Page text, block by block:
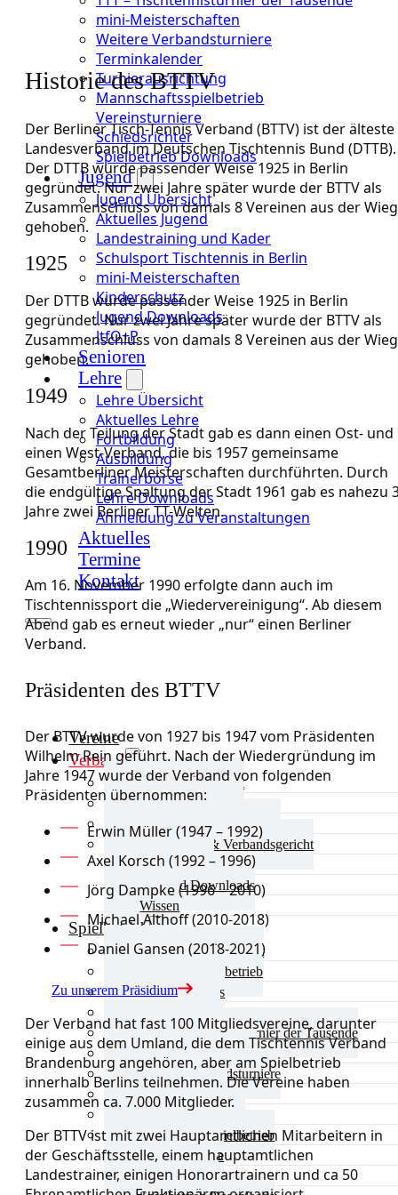
mini-Meisterschaften
Weitere Verbandsturniere
Terminkalender
Turnierausrichtung
Mannschaftsspielbetrieb
Vereinsturniere
Schiedsrichter
Spielbetrieb Downloads
Jugend
Jugend Übersicht
Aktuelles Jugend
Landestraining und Kader
Schulsport Tischtennis in Berlin
mini-Meisterschaften
Kinderschutz
Jugend Downloads
JtfO+P
Senioren
Lehre
Lehre Übersicht
Aktuelles Lehre
Fortbildung
Ausbildung
Trainerbörse
Lehre Downloads
Anmeldung zu Veranstaltungen
Aktuelles
Termine
Kontakt
Vereine
Verband
Verband Übersicht
Aktuelles Verband
Präsidium & Funktionäre
Ausschüsse & Verbandsgericht
Kinderschutz
Verband Downloads
Wissen
Spielbetrieb
Spielbetrieb Übersicht
Aktuelles Spielbetrieb
BEM & Qualis
TTT – Tischtennisturnier der Tausende
mini-Meisterschaften
Weitere Verbandsturniere
Terminkalender
Turnierausrichtung
Mannschaftsspielbetrieb
Vereinsturniere
Schiedsrichter
Historie des BTTV
Der Berliner Tisch-Tennis Verband (BTTV) ist der älteste
Landesverband im Deutschen Tischtennis Bund (DTTB).
Der DTTB wurde passender Weise 1925 in Berlin
gegründet. Nur zwei Jahre später wurde der BTTV als
Zusammenschluss von damals 8 Vereinen aus der
gehoben.
1925
Der DTTB wurde passender Weise 1925 in Berlin
gegründet. Nur zwei Jahre später wurde der BTTV als
Zusammenschluss von damals 8 Vereinen aus der
gehoben.
1949
Nach der Teilung der Stadt gab es dann einen Ost- und
einen West-Verband, die bis 1957 gemeinsame
Gesamtberliner Meisterschaften durchführten. Durch
die endgültige Spaltung der Stadt 1961 gab es nahezu
Jahre zwei Berliner TT-Welten.
1990
Am 16. November 1990 erfolgte dann auch im
Tischtennissport die „Wiedervereinigung“. Ab diesem
Abend gab es erneut wieder „nur“ einen Berliner
Verband.
Präsidenten des BTTV
Der BTTV wurde von 1927 bis 1947 vom Präsidenten
Wilhelm Rein geführt. Nach der Wiedergründung im
Jahre 1947 wurde der Verband von folgenden
Präsidenten übernommen:
Erwin Müller (1947 – 1992)
Axel Korsch (1992 – 1996)
Jörg Dampke (1996 – 2010)
Michael Althoff (2010-2018)
Daniel Gansen (2018-2021)
Zu unserem Präsidium
Der Verband hat fast 100 Mitgliedsvereine, darunter
einige aus dem Umland, die dem Tischtennis Verband
Brandenburg angehören, aber am Spielbetrieb
innerhalb Berlins teilnehmen. Die Vereine haben
zusammen ca. 7.000 Mitglieder.
Der BTTV ist mit zwei Hauptamtlichen Mitarbeitern in
der Geschäftsstelle, einem hauptamtlichen
Landestrainer, einigen Honorartrainern und ca 50